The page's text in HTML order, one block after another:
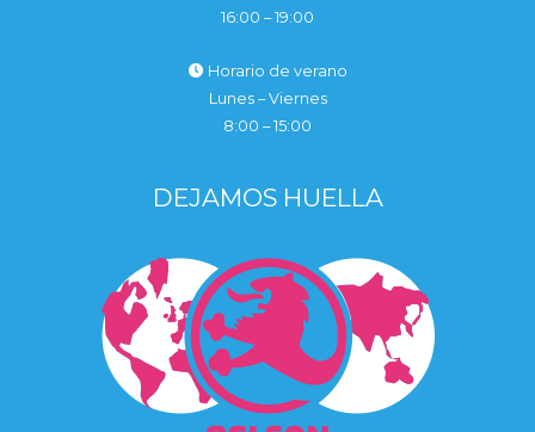
16:00 – 19:00
Horario de verano
Lunes – Viernes
8:00 – 15:00
DEJAMOS HUELLA